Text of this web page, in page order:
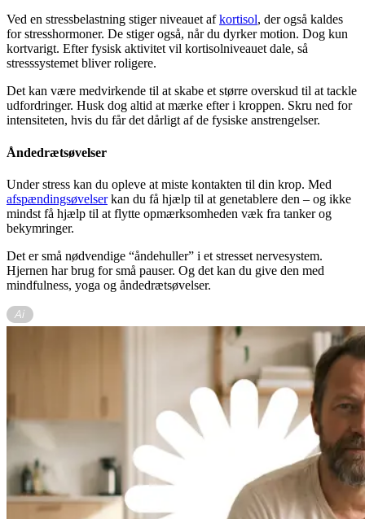
Ved en stressbelastning stiger niveauet afkortisol, der også kaldes
for stresshormoner. De stiger også, når du dyrker motion. Dog kun
kortvarigt. Efter fysisk aktivitet vil kortisolniveauet dale, så
stresssystemet bliver roligere.
Det kan være medvirkende til at skabe et større overskud til at tackle
udfordringer. Husk dog altid at mærke efter i kroppen. Skru ned for
intensiteten, hvis du får det dårligt af de fysiske anstrengelser.
Åndedrætsøvelser
Under stress kan du opleve at miste kontakten til din krop. Med
afspændingsøvelserkan du få hjælp til at genetablere den – og ikke
mindst få hjælp til at flytte opmærksomheden væk fra tanker og
bekymringer.
Det er små nødvendige “åndehuller” i et stresset nervesystem.
Hjernen har brug for små pauser. Og det kan du give den med
mindfulness, yoga og åndedrætsøvelser.